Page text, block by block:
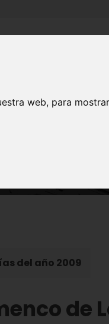
web, para
de
del año 2009
de